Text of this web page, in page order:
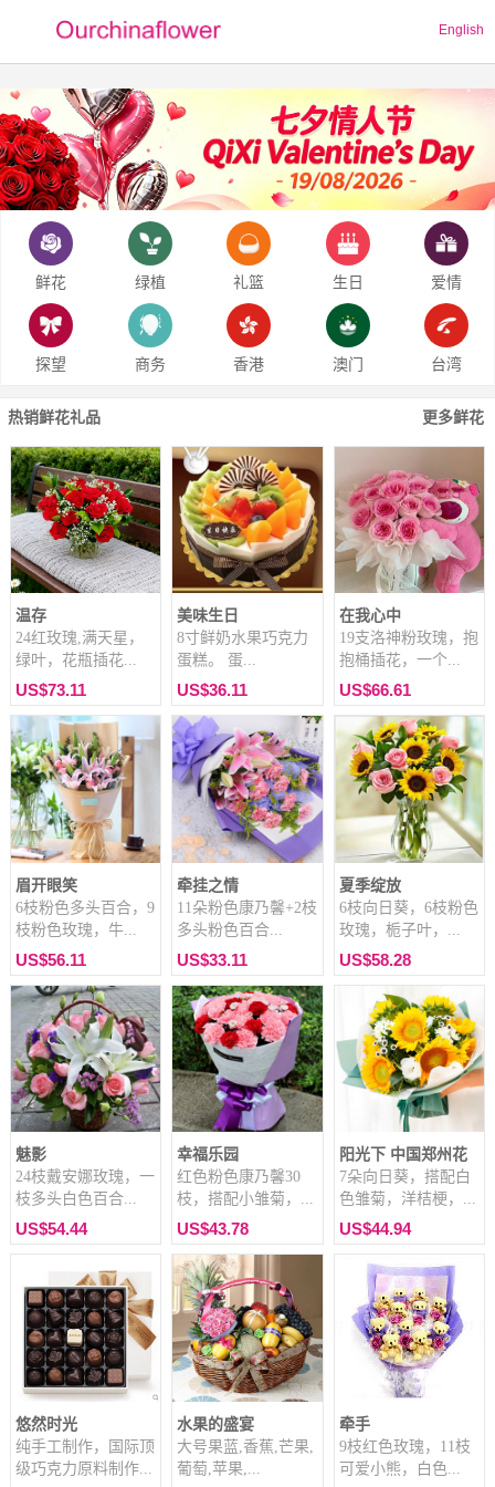
English
鲜花 绿植 礼篮 生日 爱情
探望 商务 香港 澳门 台湾
热销鲜花礼品 更多鲜花
温存
24红玫瑰,满天星，
绿叶，花瓶插花...
US$73.11
美味生日
8寸鲜奶水果巧克力
蛋糕。 蛋...
US$36.11
在我心中
19支洛神粉玫瑰，抱
抱桶插花，一个...
US$66.61
眉开眼笑
6枝粉色多头百合，9
枝粉色玫瑰，牛...
US$56.11
牵挂之情
11朵粉色康乃馨+2枝
多头粉色百合...
US$33.11
夏季绽放
6枝向日葵，6枝粉色
玫瑰，栀子叶，...
US$58.28
魅影
24枝戴安娜玫瑰，一
枝多头白色百合...
US$54.44
幸福乐园
红色粉色康乃馨30
枝，搭配小雏菊，...
US$43.78
阳光下 中国郑州花
7朵向日葵，搭配白
色雏菊，洋桔梗，...
US$44.94
悠然时光
纯手工制作，国际顶
级巧克力原料制作...
水果的盛宴
大号果蓝,香蕉,芒果,
葡萄,苹果,...
牵手
9枝红色玫瑰，11枝
可爱小熊，白色...